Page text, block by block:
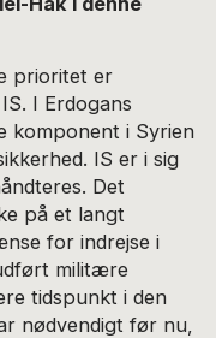
prioritet er
I Erdogans
komponent i Syrien
IS er i sig
Det
på et langt
for indrejse i
militære
tidspunkt i den
nødvendigt før nu,